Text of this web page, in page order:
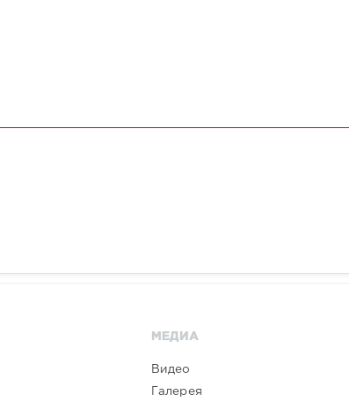
МЕДИА
Видео
Галерея